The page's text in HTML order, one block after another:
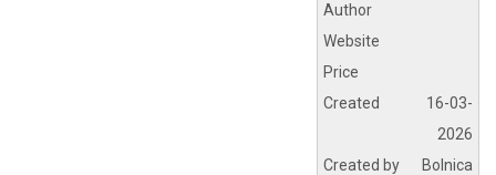
Author
Website
Price
Created
16-03-
2026
Created by
Bolnica